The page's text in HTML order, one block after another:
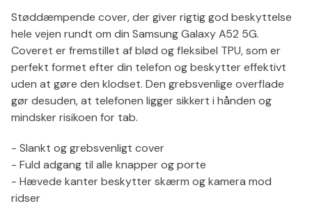
Støddæmpende cover, der giver rigtig god beskyttelse
hele vejen rundt om din Samsung Galaxy A52 5G.
Coveret er fremstillet af blød og fleksibel TPU, som er
perfekt formet efter din telefon og beskytter effektivt
uden at gøre den klodset. Den grebsvenlige overflade
gør desuden, at telefonen ligger sikkert i hånden og
mindsker risikoen for tab.
- Slankt og grebsvenligt cover
- Fuld adgang til alle knapper og porte
- Hævede kanter beskytter skærm og kamera mod
ridser